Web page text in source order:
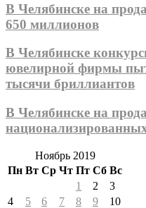
В Челябинске на
650 миллионов
В Челябинске
ювелирной фирмы
тысячи бриллиантов
В Челябинске на
Ноябрь 2019
Пн Вт Ср Чт Пт Сб Вс
1
2
3
4
5 6 7 8 9
10